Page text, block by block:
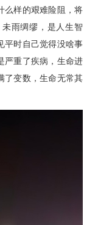
么样的艰难险阻，将
雨绸缪，是人生智
平时自己觉得没啥事
严重了疾病，生命进
了变数，生命无常其